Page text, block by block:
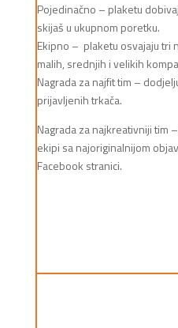
Pojedinačno – plaketu
skijaš u ukupnom poretku.
Ekipno – plaketu osvajaju tri
malih, srednjih i velikih
Nagrada za najfit tim –
prijavljenih trkača.
Nagrada za najkreativniji tim
ekipi sa najoriginalnijom
Facebook stranici.